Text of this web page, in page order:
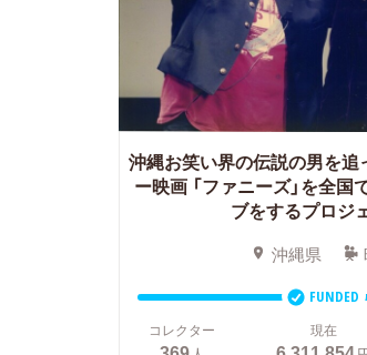
沖縄お笑い界の伝説の男を追
ー映画 「ファニーズ」を全
ブをするプロジ
沖縄県
FUNDED
コレクター
現在